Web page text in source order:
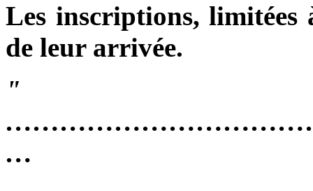
Les inscriptions, limitées
de leur arrivée.
"
…